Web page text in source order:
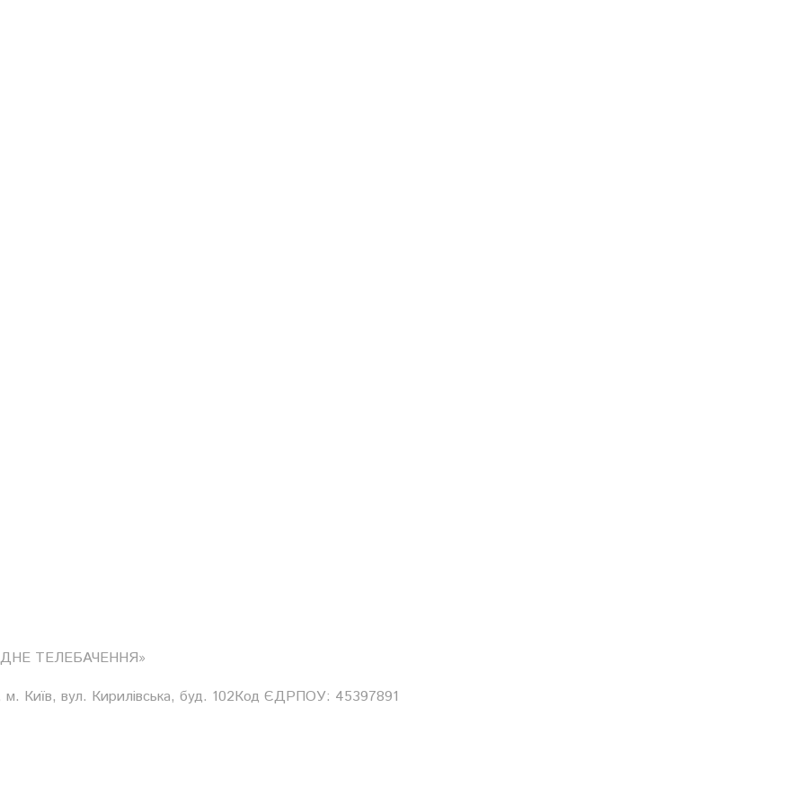
ТЕЛЕБАЧЕННЯ»
Київ, вул. Кирилівська, буд. 102Код ЄДРПОУ: 45397891